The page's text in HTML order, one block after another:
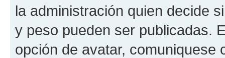
la administración quien decide
y peso pueden ser publicadas.
opción de avatar, comuniquese